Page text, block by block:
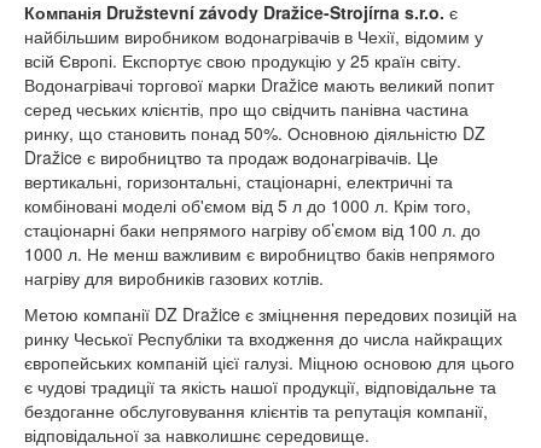
Компанія Družstevní závody Dražice-Strojírna s.r.o. є
найбільшим виробником водонагрівачів в Чехії, відомим у
всій Європі. Експортує свою продукцію у 25 країн світу.
Водонагрівачі торгової марки Dražice мають великий попит
серед чеських клієнтів, про що свідчить панівна частина
ринку, що становить понад 50%. Основною діяльністю DZ
Dražice є виробництво та продаж водонагрівачів. Це
вертикальні, горизонтальні, стаціонарні, електричні та
комбіновані моделі об'ємом від 5 л до 1000 л. Крім того,
стаціонарні баки непрямого нагріву об’ємом від 100 л. до
1000 л. Не менш важливим є виробництво баків непрямого
нагріву для виробників газових котлів.
Метою компанії DZ Dražice є зміцнення передових позицій на
ринку Чеської Республіки та входження до числа найкращих
європейських компаній цієї галузі. Міцною основою для цього
є чудові традиції та якість нашої продукції, відповідальне та
бездоганне обслуговування клієнтів та репутація компанії,
відповідальної за навколишнє середовище.